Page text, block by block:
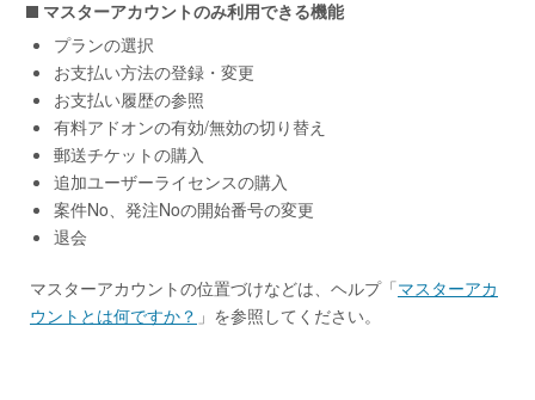
マスターアカウントのみ利用できる機能
プランの選択
お支払い方法の登録・変更
お支払い履歴の参照
有料アドオンの有効/無効の切り替え
郵送チケットの購入
追加ユーザーライセンスの購入
案件No、発注Noの開始番号の変更
退会
マスターアカウントの位置づけなどは、ヘルプ「マスターアカ
ウントとは何ですか？ 」を参照してください。